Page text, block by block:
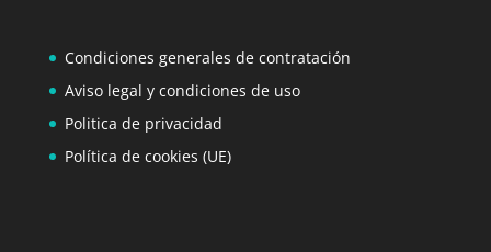
Condiciones generales de contratación
Aviso legal y condiciones de uso
Politica de privacidad
Política de cookies (UE)